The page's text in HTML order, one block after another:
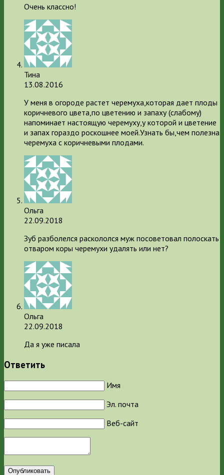
Очень классно!
Тина
13.08.2016
У меня в огороде растет черемуха,которая дает плоды
коричневого цвета,по цветению и запаху (слабому)
напоминает настоящую черемуху,у которой и цветение
и запах гораздо роскошнее моей.Узнать бы,чем полезна
черемуха с коричневыми плодами.
Ольга
22.09.2018
Зуб разболелся раскололся муж посоветовал полоскать
отваром коры черемухи удалять или нет?
Ольга
22.09.2018
Да я уже писала
Ответить
Имя
Эл. почта
Веб-сайт
Опубликовать